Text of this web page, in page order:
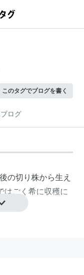
このタグでブログを書く
ログ
の切り株から生え
はごく希に収穫に
ある）